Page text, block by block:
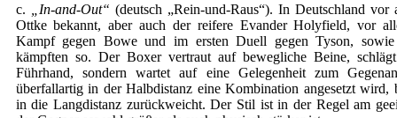
c.
„In-and-Out“ (deutsch „Rein-und-Raus“). In Deutschland vor
Ottke bekannt, aber auch der reifere Evander Holyfield, vor
Kampf gegen Bowe und im ersten Duell gegen Tyson,
kämpften so. Der Boxer vertraut auf bewegliche Beine,
Führhand, sondern wartet auf eine Gelegenheit zum
überfallartig in der Halbdistanz eine Kombination angesetzt wird,
in die Langdistanz zurückweicht. Der Stil ist in der Regel am